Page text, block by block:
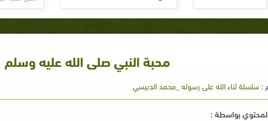
محبة النبي صلى الله عليه وسلم
: سلسلة ثناء الله على رسوله _محمد الدبيسي
بواسطة :